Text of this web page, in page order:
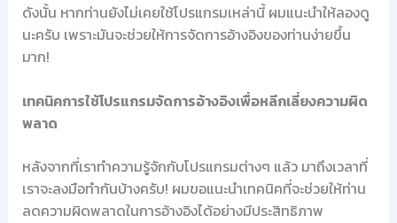
ดังนั้น หากท่านยังไม่เคยใช้โปรแกรมเหล่านี้ ผมแนะนำให้ลองดู
นะครับ เพราะมันจะช่วยให้การจัดการอ้างอิงของท่านง่ายขึ้น
มาก!
เทคนิคการใช้โปรแกรมจัดการอ้างอิงเพื่อหลีกเลี่ยงความผิด
พลาด
หลังจากที่เราทำความรู้จักกับโปรแกรมต่างๆ แล้ว มาถึงเวลาที่
เราจะลงมือทำกันบ้างครับ! ผมขอแนะนำเทคนิคที่จะช่วยให้ท่าน
ลดความผิดพลาดในการอ้างอิงได้อย่างมีประสิทธิภาพ